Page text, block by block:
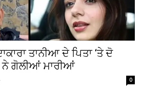
ਤਾਨੀਆ ਦੇ ਪਿਤਾ ‘ਤੇ ਦੋ
ਗੋਲੀਆਂ ਮਾਰੀਆਂ
0